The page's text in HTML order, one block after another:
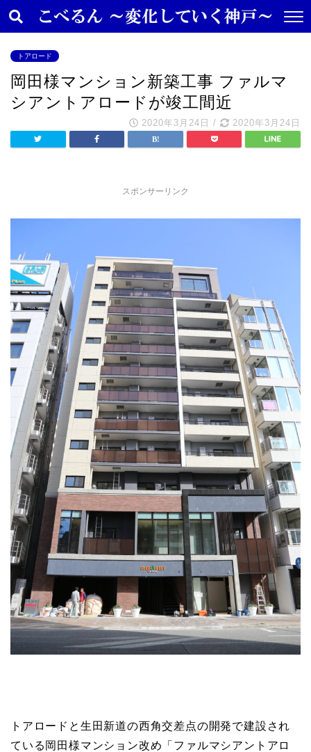
トアロード
岡田様マンション新築工事 ファルマ
シアントアロードが竣工間近
2020年3月24日 / 2020年3月24日
スポンサーリンク
トアロードと生田新道の西角交差点の開発で建設され
ている岡田様マンション改め「ファルマシアントアロ